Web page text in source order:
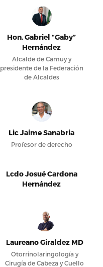
Hon. Gabriel “Gaby”
Hernández
Alcalde de Camuy y
presidente de la Federación
de Alcaldes
Lic Jaime Sanabria
Profesor de derecho
Lcdo Josué Cardona
Hernández
Laureano Giraldez MD
Otorrinolaringología y
Cirugía de Cabeza y Cuello